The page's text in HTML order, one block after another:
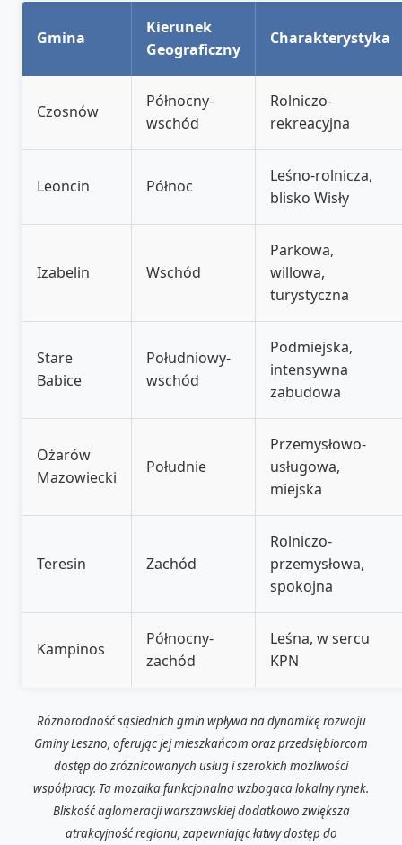
Gmina
Kierunek
Geograficzny
Charakterystyka
Czosnów
Północny-
wschód
Rolniczo-
rekreacyjna
Leoncin Północ
Leśno-rolnicza,
blisko Wisły
Izabelin Wschód
Parkowa,
willowa,
turystyczna
Stare
Babice
Południowy-
wschód
Podmiejska,
intensywna
zabudowa
Ożarów
Mazowiecki
Południe
Przemysłowo-
usługowa,
miejska
Teresin Zachód
Rolniczo-
przemysłowa,
spokojna
Kampinos
Północny-
zachód
Leśna, w sercu
KPN
Różnorodność sąsiednich gmin wpływa na dynamikę rozwoju
Gminy Leszno, oferując jej mieszkańcom oraz przedsiębiorcom
dostęp do zróżnicowanych usług i szerokich możliwości
współpracy. Ta mozaika funkcjonalna wzbogaca lokalny rynek.
Bliskość aglomeracji warszawskiej dodatkowo zwiększa
atrakcyjność regionu, zapewniając łatwy dostęp do